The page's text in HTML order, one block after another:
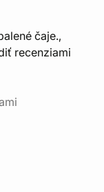
čaje.,
recenziami